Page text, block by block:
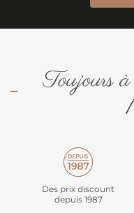
Toujours à
Des prix discount
depuis 1987